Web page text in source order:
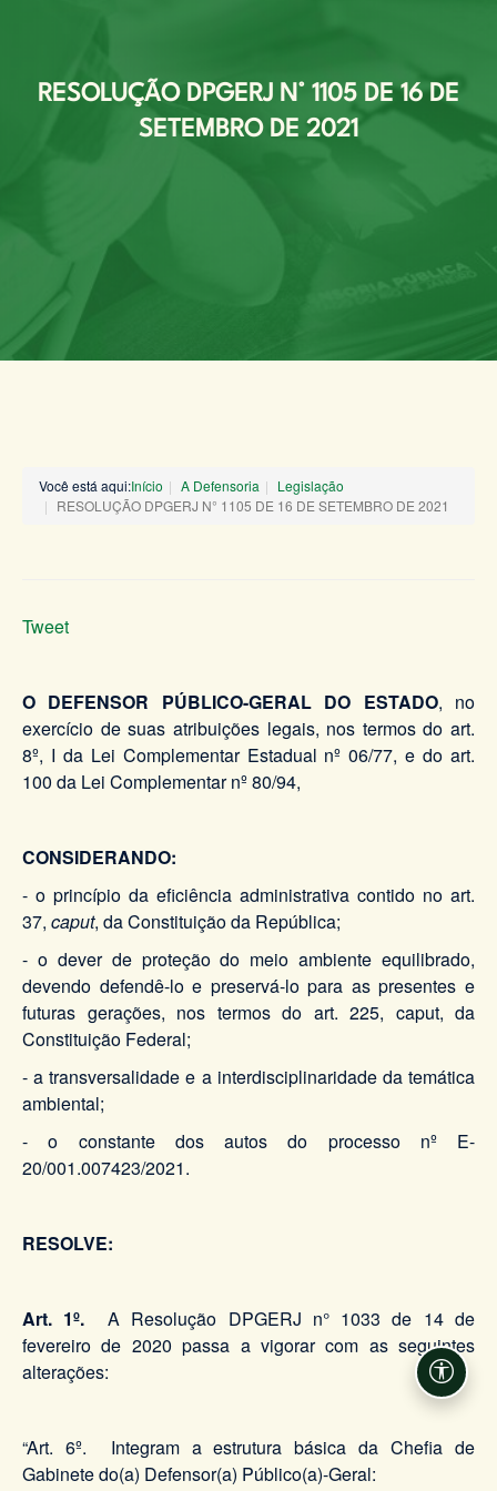
RESOLUÇÃO DPGERJ N° 1105 DE 16 DE
SETEMBRO DE 2021
Você está aqui:Início A Defensoria
Legislação
RESOLUÇÃO DPGERJ N° 1105 DE 16 DE SETEMBRO DE 2021
Tweet
O DEFENSOR PÚBLICO-GERAL DO ESTADO, no
exercício de suas atribuições legais, nos termos do art.
8º, I da Lei Complementar Estadual nº 06/77, e do art.
100 da Lei Complementar nº 80/94,
CONSIDERANDO:
- o princípio da eficiência administrativa contido no art.
37, caput, da Constituição da República;
- o dever de proteção do meio ambiente equilibrado,
devendo defendê-lo e preservá-lo para as presentes e
futuras gerações, nos termos do art. 225, caput, da
Constituição Federal;
- a transversalidade e a interdisciplinaridade da temática
ambiental;
- o constante dos autos do processo nº E-
20/001.007423/2021.
RESOLVE:
Art. 1º. A Resolução DPGERJ n° 1033 de 14 de
fevereiro de 2020 passa a vigorar com as seguintes
alterações:
“Art. 6º. Integram a estrutura básica da Chefia de
Gabinete do(a) Defensor(a) Público(a)-Geral: